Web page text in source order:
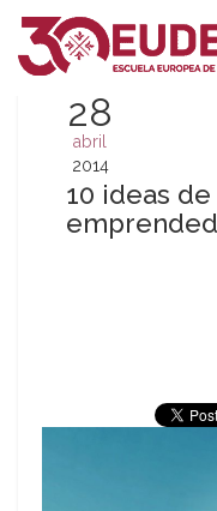
28
abril
2014
10 ideas